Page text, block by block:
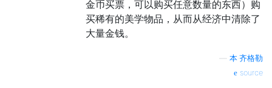
金币买票，可以购买任意数量的东西）购
买稀有的美学物品，从而从经济中清除了
大量金钱。
本·齐格勒
source